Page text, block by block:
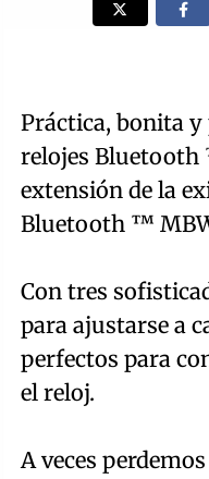
Práctica, bonita y
relojes Bluetooth
extensión de la
Bluetooth ™
Con tres
para ajustarse a
perfectos para
el reloj.
A veces